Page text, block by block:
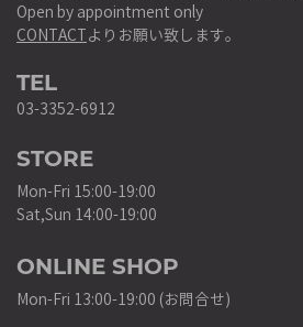
Open by appointment only
CONTACTよりお願い致します。
TEL
03-3352-6912
STORE
Mon-Fri 15:00-19:00
Sat,Sun 14:00-19:00
ONLINE SHOP
Mon-Fri 13:00-19:00 (お問合せ)